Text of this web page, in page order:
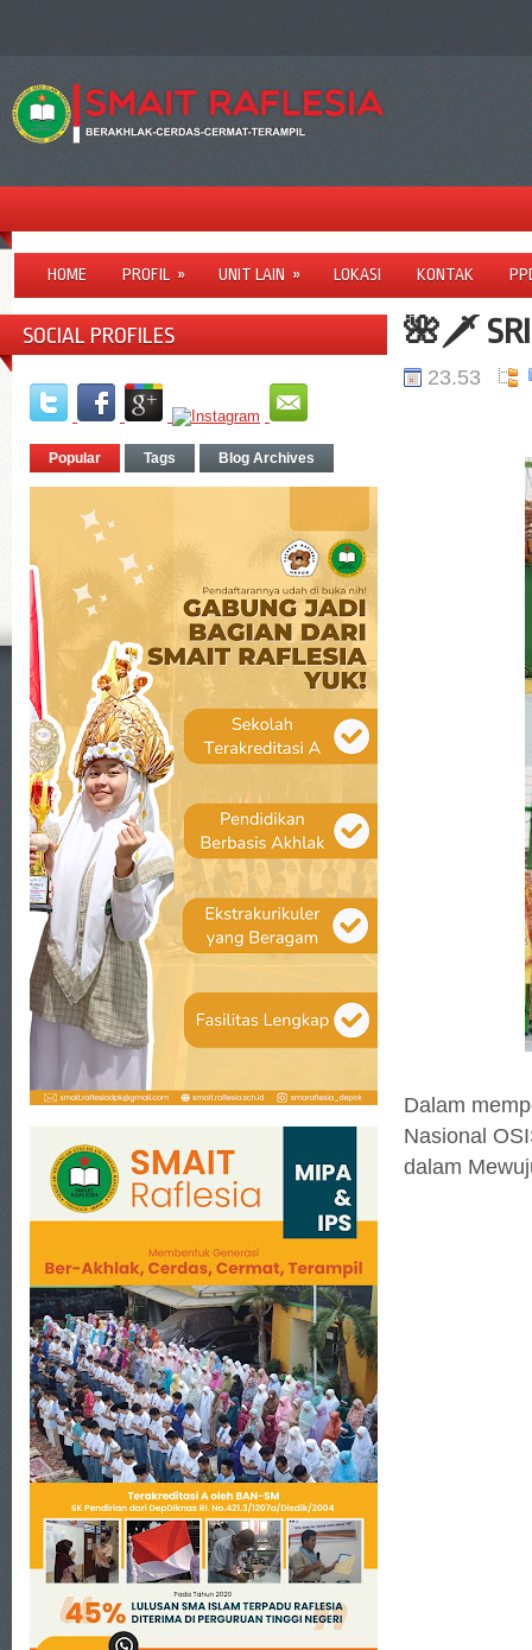
HOME PROFIL » UNIT LAIN » LOKASI KONTAK
SOCIAL PROFILES
Popular Tags Blog Archives
🌺🗡️
23.53
Dalam
Nasional
dalam